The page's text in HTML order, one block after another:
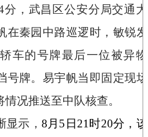
分，武昌区公安分局交通
在秦园中路巡逻时，敏锐
车的号牌最后一位被异
号牌。易宇帆当即固定现
况推送至中队核查。
显示， 8月 5 日21时20分，